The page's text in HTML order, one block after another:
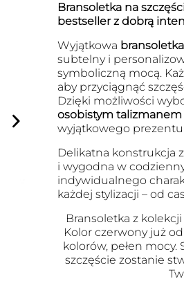
Bransoletka na
bestseller z dobrą
Wyjątkowa
subtelny i
symboliczną mocą.
aby przyciągnąć
Dzięki możliwości
osobistym talizmanem
wyjątkowego
Delikatna konstrukcja
i wygodna w
indywidualnego
każdej stylizacji – od
Bransoletka z
Kolor czerwony już
kolorów, pełen mocy.
szczęście zostanie